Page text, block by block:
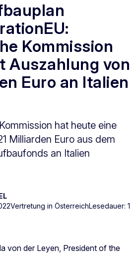
Kommission
Auszahlung von
Euro an Italien
hat heute eine
Milliarden Euro aus dem
an Italien
Vertretung in ÖsterreichLesedauer: 1